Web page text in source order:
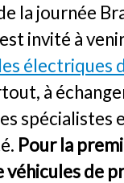
la journée
invité à
électriques
à
spécialistes
Pour la
véhicules de